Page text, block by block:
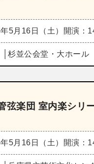
5月16日（土） 開演：
杉並公会堂・大ホール
弦楽団 室内楽シリ
5月16日（土） 開演：